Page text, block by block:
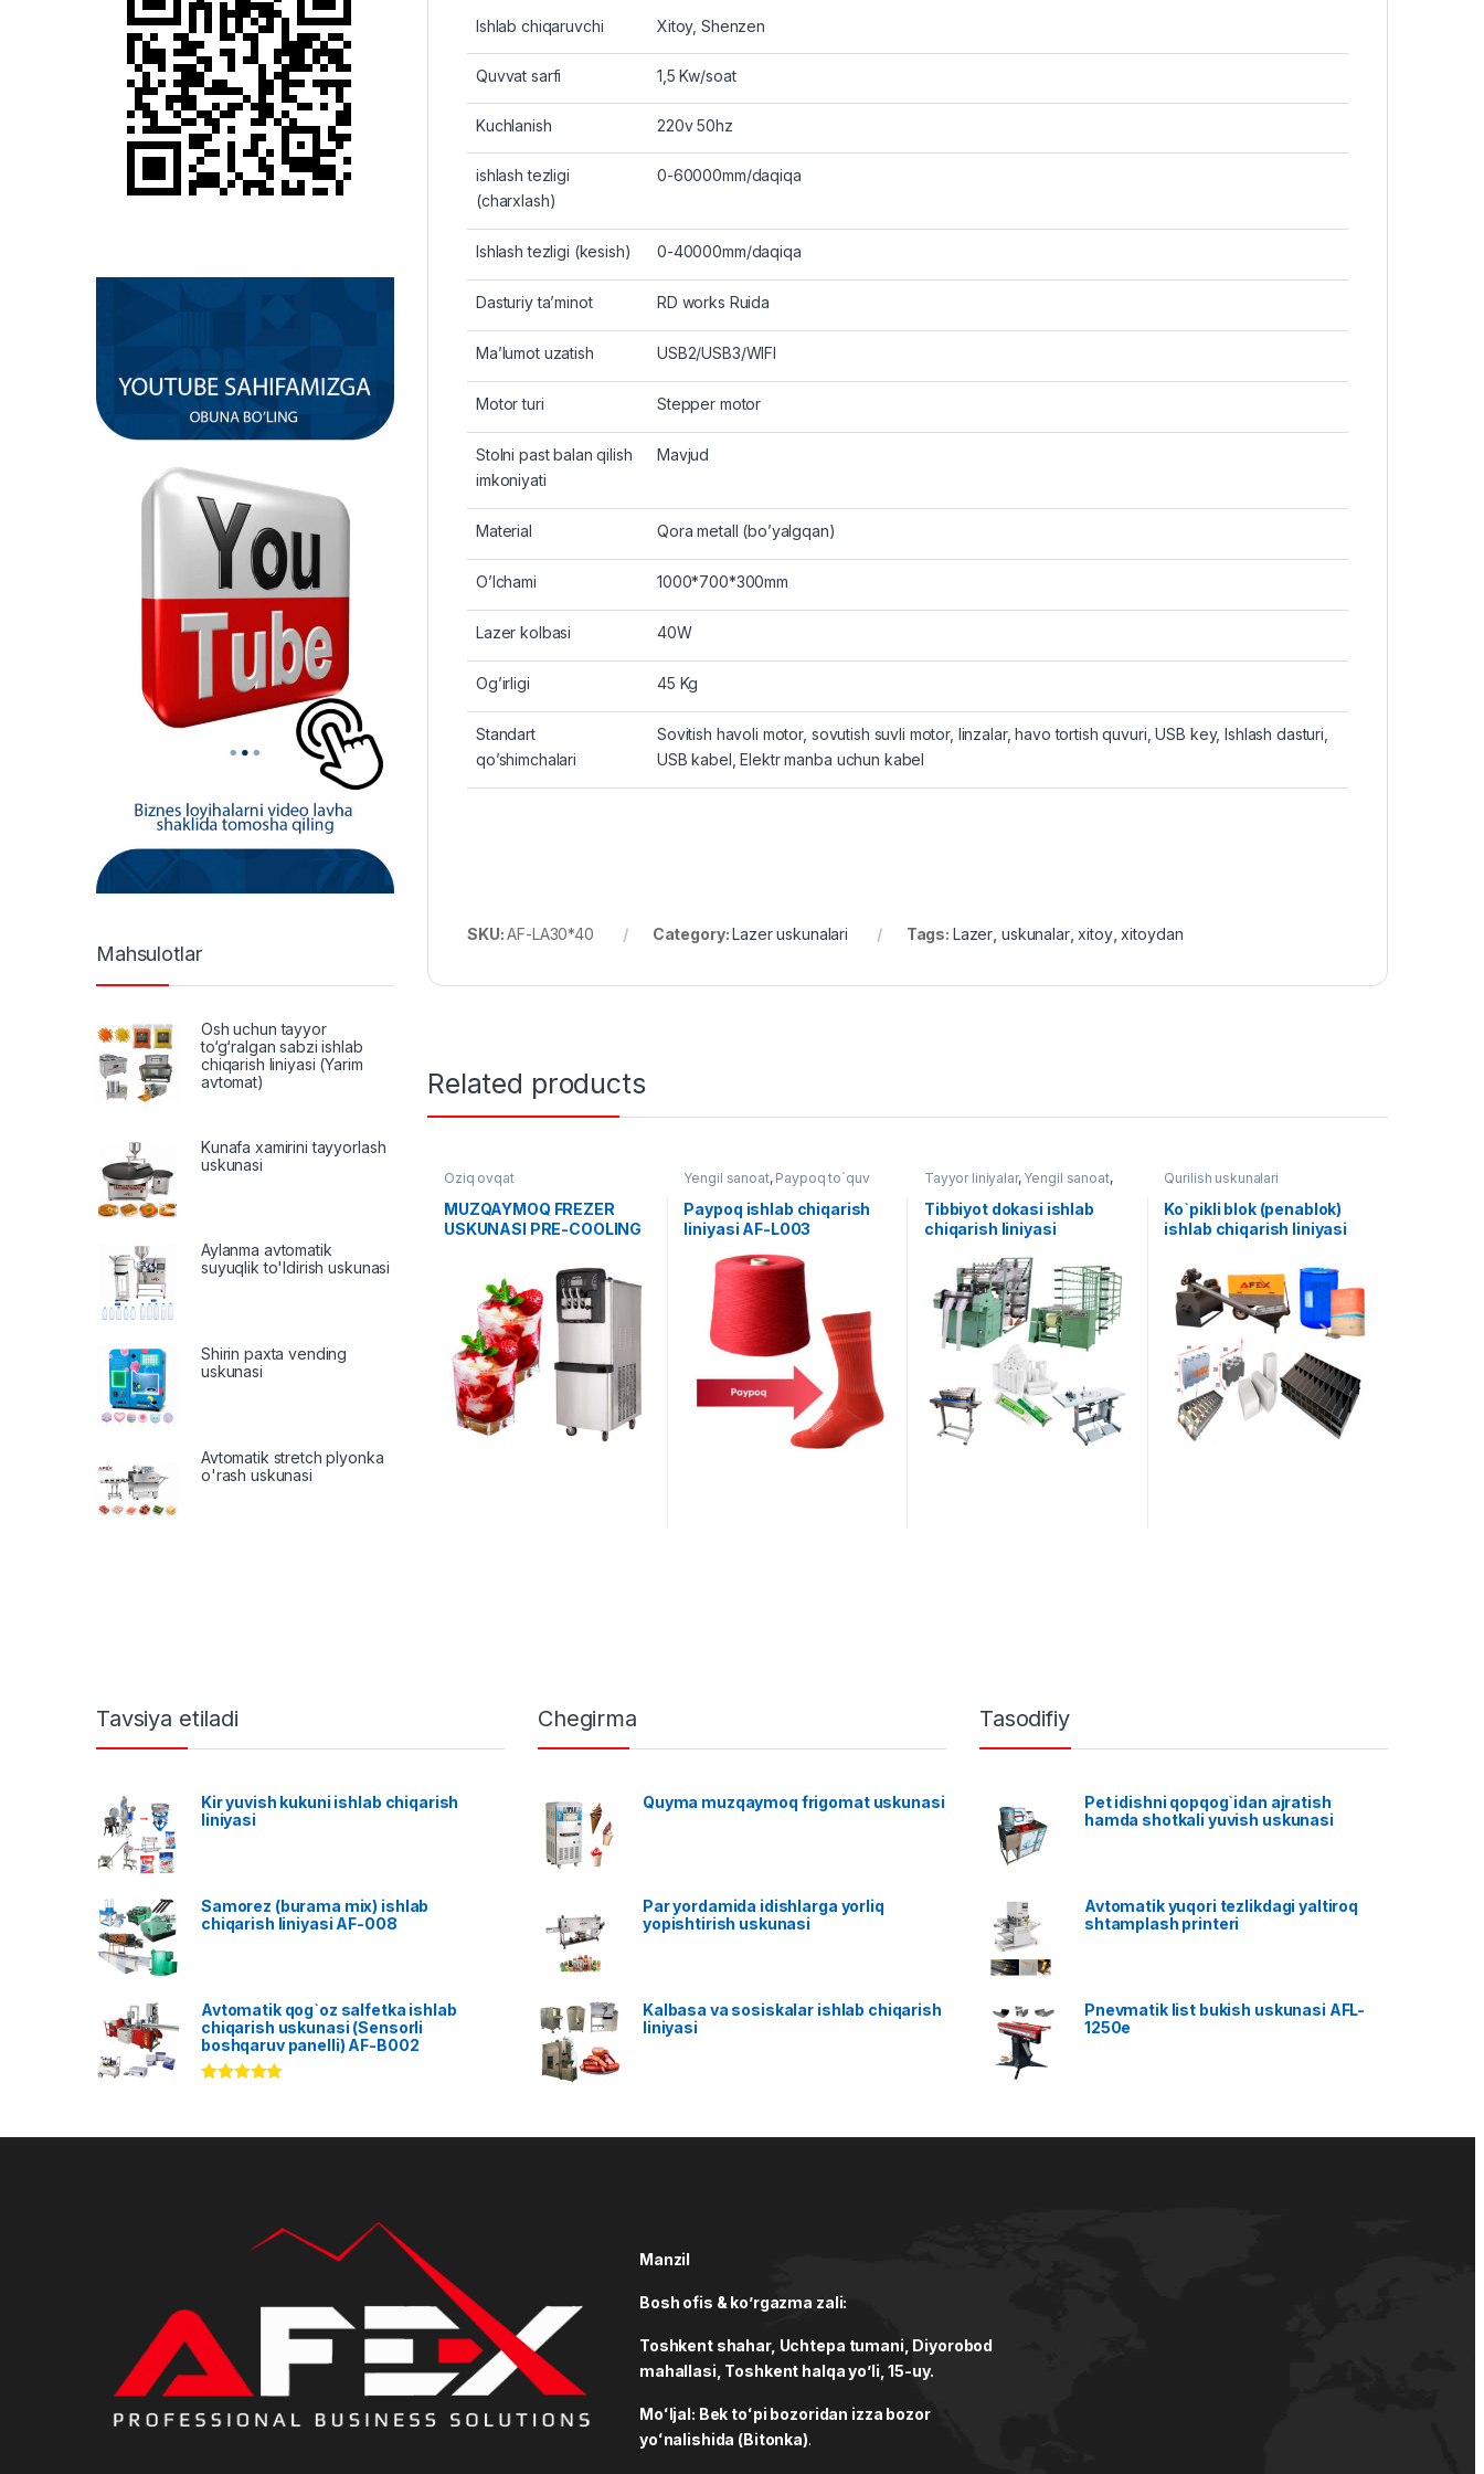
Ishlab chiqaruvchi Xitoy, Shenzen
Quvvat sarfi 1,5 Kw/soat
Kuchlanish 220v 50hz
ishlash tezligi
(charxlash)
0-60000mm/daqiqa
Ishlash tezligi (kesish) 0-40000mm/daqiqa
Dasturiy ta’minot RD works Ruida
Ma’lumot uzatish USB2/USB3/WIFI
Motor turi Stepper motor
Stolni past balan qilish
imkoniyati
Mavjud
Material Qora metall (bo’yalgqan)
O’lchami 1000*700*300mm
Lazer kolbasi 40W
Og’irligi 45 Kg
Standart
qo’shimchalari
Sovitish havoli motor, sovutish suvli motor, linzalar, havo tortish quvuri, USB key, Ishlash dasturi,
USB kabel, Elektr manba uchun kabel
SKU:AF-LA30*40 Category:Lazer uskunalari Tags: Lazer uskunalar,xitoy,xitoydan
Related products
Oziq ovqat
MUZQAYMOQ FREZER
USKUNASI PRE-COOLING
Yengil sanoat, Paypoq to`quv
uskunalari
Paypoq ishlab chiqarish
liniyasi AF-L003
Tayyor liniyalar, Yengil sanoat,
To'quv uskunalari
Tibbiyot dokasi ishlab
chiqarish liniyasi
Qurilish uskunalari
Ko`pikli blok (penablok)
ishlab chiqarish liniyasi
Mahsulotlar
Osh uchun tayyor
to‘g‘ralgan sabzi ishlab
chiqarish liniyasi (Yarim
avtomat)
Kunafa xamirini tayyorlash
uskunasi
Aylanma avtomatik
suyuqlik to'ldirish uskunasi
Shirin paxta vending
uskunasi
Avtomatik stretch plyonka
o'rash uskunasi
Tavsiya etiladi
Kir yuvish kukuni ishlab chiqarish
liniyasi
Samorez (burama mix) ishlab
chiqarish liniyasi AF-008
Avtomatik qog`oz salfetka ishlab
chiqarish uskunasi (Sensorli
boshqaruv panelli) AF-B002
Chegirma
Quyma muzqaymoq frigomat uskunasi
Par yordamida idishlarga yorliq
yopishtirish uskunasi
Kalbasa va sosiskalar ishlab chiqarish
liniyasi
Tasodifiy
Pet idishni qopqog`idan ajratish
hamda shotkali yuvish uskunasi
Avtomatik yuqori tezlikdagi yaltiroq
shtamplash printeri
Pnevmatik list bukish uskunasi AFL-
1250e
Manzil
Bosh ofis & ko’rgazma zali:
Toshkent shahar, Uchtepa tumani, Diyorobod
mahallasi, Toshkent halqa yo’li, 15-uy.
Moʻljal: Bek toʻpi bozoridan izza bozor
yoʻnalishida (Bitonka).